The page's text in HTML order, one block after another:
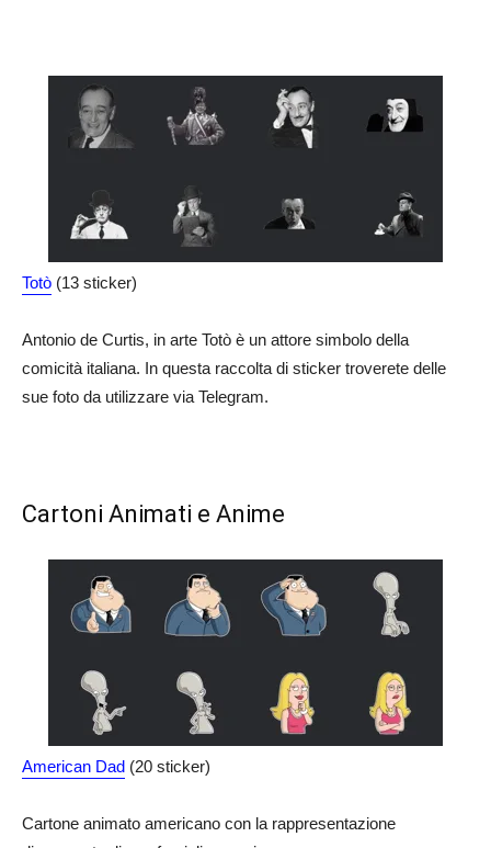
Totò (13 sticker)
Antonio de Curtis, in arte Totò è un attore simbolo della
comicità italiana. In questa raccolta di sticker troverete delle
sue foto da utilizzare via Telegram.
Cartoni Animati e Anime
American Dad (20 sticker)
Cartone animato americano con la rappresentazione